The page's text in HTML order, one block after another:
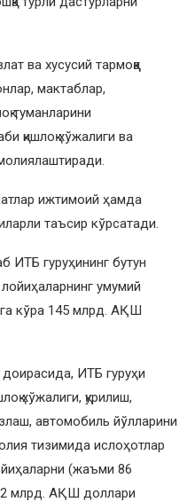
ва хусусий тармоққа
мактаблар,
туманларини
қишлоқ хўжалиги ва
ижтимоий ҳамда
таъсир кўрсатади.
ИТБ гуруҳининг бутун
умумий
кўра 145 млрд. АҚШ
ИТБ гуруҳи
хўжалиги, қурилиш,
автомобиль йўлларини
тизимида ислоҳотлар
(жаъми 86
2 млрд. АҚШ доллари